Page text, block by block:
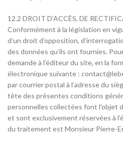
12.2 DROIT D’ACCÈS, DE
Conformément à la législation en
d’un droit d’opposition,
des données qu’ils ont fournies.
demande à l’éditeur du site, en la
électronique suivante :
par courrier postal à l’adresse du
tête des présentes conditions
personnelles collectées font l’objet
et sont exclusivement réservées à
du traitement est Monsieur Pierre-